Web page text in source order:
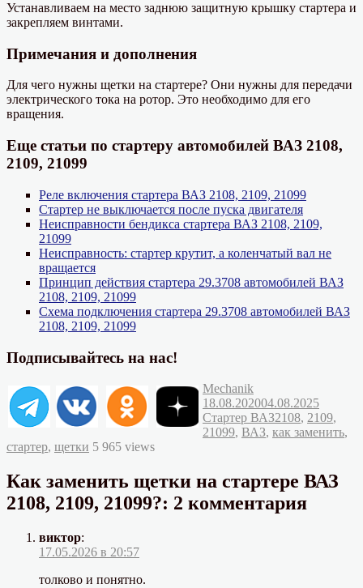
Устанавливаем на место заднюю защитную крышку стартера и
закрепляем винтами.
Примечания и дополнения
Для чего нужны щетки на стартере? Они нужны для передачи
электрического тока на ротор. Это необходимо для его
вращения.
Еще статьи по стартеру автомобилей ВАЗ 2108,
2109, 21099
Реле включения стартера ВАЗ 2108, 2109, 21099
Стартер не выключается после пуска двигателя
Неисправности бендикса стартера ВАЗ 2108, 2109,
21099
Неисправность: стартер крутит, а коленчатый вал не
вращается
Принцип действия стартера 29.3708 автомобилей ВАЗ
2108, 2109, 21099
Схема подключения стартера 29.3708 автомобилей ВАЗ
2108, 2109, 21099
Подписывайтесь на нас!
Автор
MechanikОпубликовано
18.08.202004.08.2025
Стартер ВАЗМетки
2108, 2109,
21099, ВАЗ, как заменить,
стартер, щетки 5 965 views
Как заменить щетки на стартере ВАЗ
2108, 2109, 21099?: 2 комментария
виктор:
17.05.2026 в 20:57
толково и понятно.